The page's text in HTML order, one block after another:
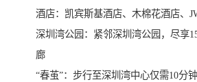
酒店：凯宾斯基酒店、木棉花酒店、
深圳湾公园：紧邻深圳湾公园，尽享
廊
“春茧”：步行至深圳湾中心仅需10分钟